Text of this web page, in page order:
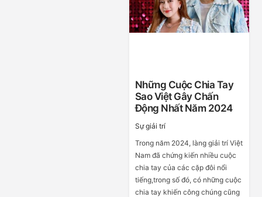
Những Cuộc Chia Tay
Sao Việt Gây Chấn
Động Nhất Năm 2024
Sự giải trí
Trong năm 2024, làng giải trí Việt
Nam đã chứng kiến nhiều cuộc
chia tay của các cặp đôi nổi
tiếng,trong số đó, có những cuộc
chia tay khiến công chúng cũng